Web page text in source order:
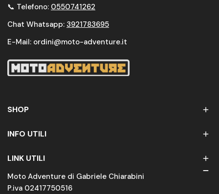
📞 Telefono: 0550741262
Chat Whatsapp: 3921783695
E-Mail: ordini@moto-adventure.it
SHOP
INFO UTILI
LINK UTILI
Moto Adventure di Gabriele Chiarabini
P.iva 02417750516